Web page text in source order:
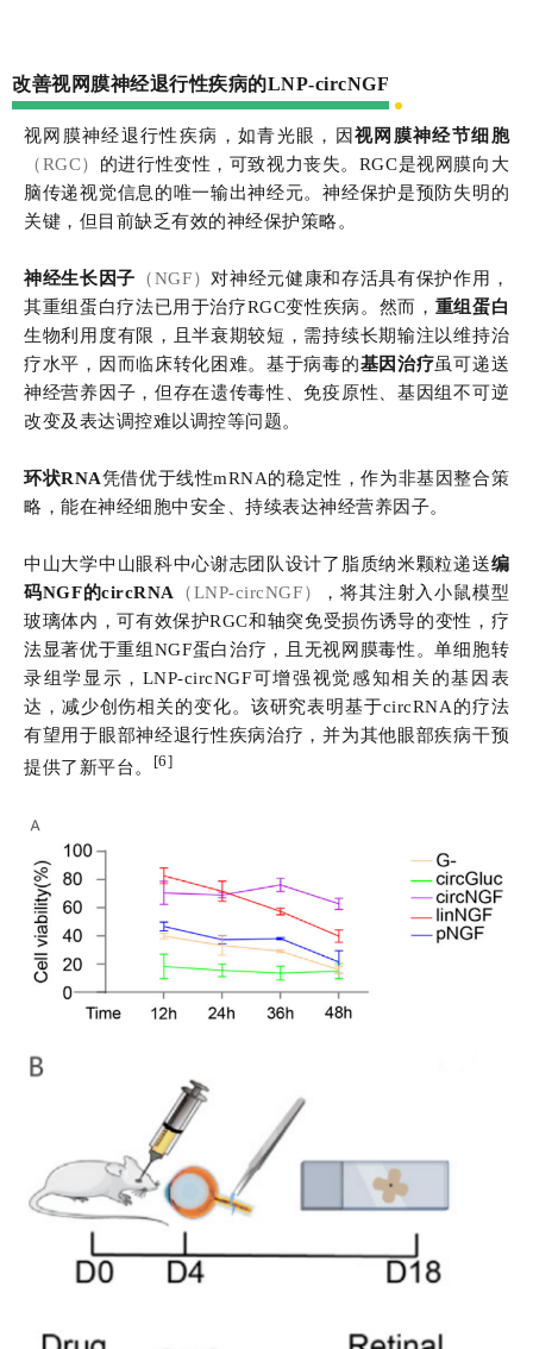
改善视网膜神经退行性疾病的LNP-circNGF
视网膜神经退行性疾病，如青光眼，因视网膜神经节细胞
（RGC） 的进行性变性，可致视力丧失。RGC是视网膜向大
脑传递视觉信息的唯一输出神经元。神经保护是预防失明的
关键，但目前缺乏有效的神经保护策略。
神经生长因子 （NGF）对神经元健康和存活具有保护作用，
其重组蛋白疗法已用于治疗RGC变性疾病。然而， 重组蛋白
生物利用度有限，且半衰期较短，需持续长期输注以维持治
疗水平，因而临床转化困难。基于病毒的基因治疗虽可递送
神经营养因子，但存在遗传毒性、免疫原性、基因组不可逆
改变及表达调控难以调控等问题。
环状RNA凭借优于线性mRNA的稳定性，作为非基因整合策
略，能在神经细胞中安全、持续表达神经营养因子。
中山大学中山眼科中心谢志团队设计了脂质纳米颗粒递送编
码NGF的circRNA （LNP-circNGF）
，将其注射入小鼠模型
玻璃体内，可有效保护RGC和轴突免受损伤诱导的变性，疗
法显著优于重组NGF蛋白治疗，且无视网膜毒性。单细胞转
录组学显示，LNP-circNGF可增强视觉感知相关的基因表
达，减少创伤相关的变化。该研究表明基于circRNA的疗法
有望用于眼部神经退行性疾病治疗，并为其他眼部疾病干预
提供了新平台。
[6]